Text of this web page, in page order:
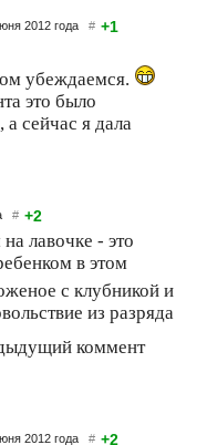
2012 года # +1
убеждаемся.
это было
сейчас я дала
# +2
лавочке - это
в этом
с клубникой и
из разряда
коммент
2012 года # +2